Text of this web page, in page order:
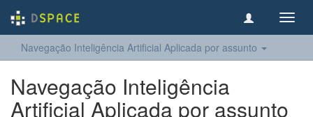
Navegação Inteligência Artificial Aplicada por assunto
Navegação Inteligência
Artificial Aplicada por assunto